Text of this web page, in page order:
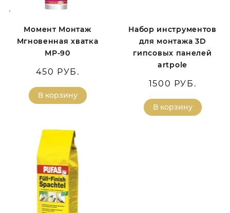
Момент Монтаж
Мгновенная хватка
МР-90
450 РУБ.
В корзину
Набор инструментов
для монтажа 3D
гипсовых панелей
artpole
1500 РУБ.
В корзину